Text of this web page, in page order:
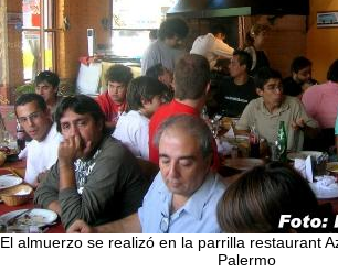
El almuerzo se realizó en la parrilla restaurant
Palermo